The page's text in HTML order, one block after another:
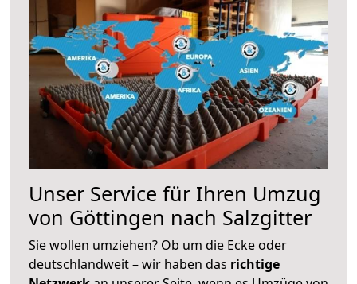
Unser Service für Ihren Umzug
von Göttingen nach Salzgitter
Sie wollen umziehen? Ob um die Ecke oder
deutschlandweit – wir haben das richtige